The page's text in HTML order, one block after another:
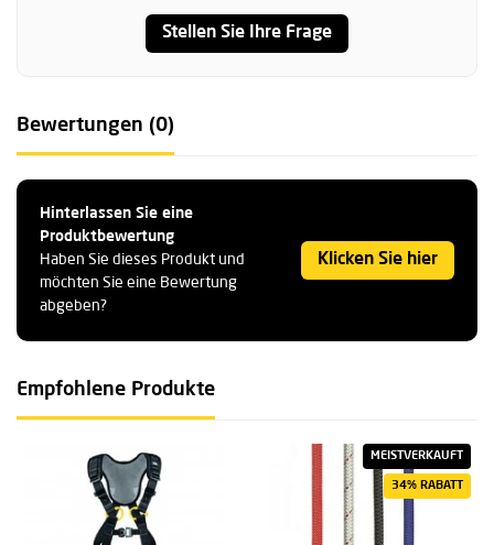
Stellen Sie Ihre Frage
Bewertungen (0)
Hinterlassen Sie eine
Produktbewertung
Haben Sie dieses Produkt und
möchten Sie eine Bewertung
abgeben?
Klicken Sie hier
Empfohlene Produkte
MEISTVERKAUFT
34% RABATT